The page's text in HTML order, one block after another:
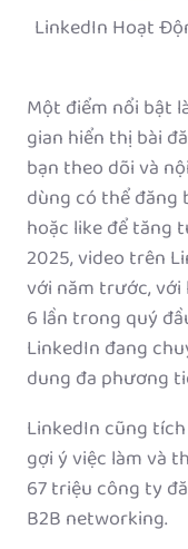
LinkedIn Hoạt
Một điểm nổi bật
gian hiển thị bài
bạn theo dõi và
dùng có thể đăng
hoặc like để tăng
2025, video trên
với năm trước,
6 lần trong quý
LinkedIn đang
dung đa phương
LinkedIn cũng
gợi ý việc làm và
67 triệu công ty
B2B networking.